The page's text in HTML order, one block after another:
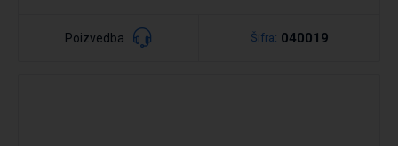
Poizvedba Šifra: 040019